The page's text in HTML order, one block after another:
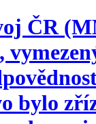
ČR
bylo